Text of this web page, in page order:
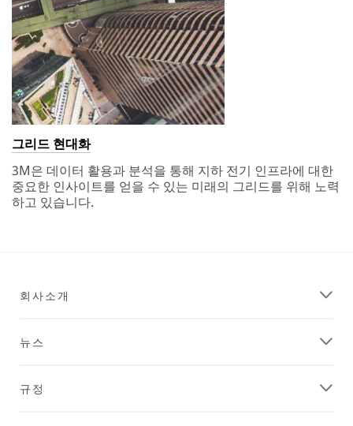
그리드 현대화
3M은 데이터 활용과 분석을 통해 지하 전기 인프라에 대한
중요한 인사이트를 얻을 수 있는 미래의 그리드를 위해 노력
하고 있습니다.
회사소개
뉴스
규정